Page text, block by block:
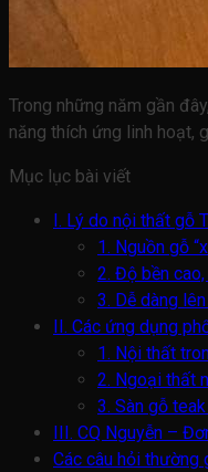
Trong những năm gần
năng thích ứng linh hoạt,
Mục lục bài viết
I. Lý do nội thất gỗ
1. Nguồn gỗ
2. Độ bền
3. Dễ dàng
II. Các ứng dụng
1. Nội thất
2. Ngoại thất
3. Sàn gỗ
III. CQ Nguyễn –
Các câu hỏi thường